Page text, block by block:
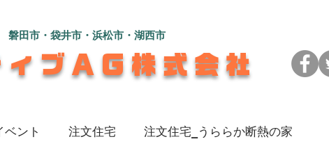
田市・袋井市・浜松市・湖西市
ィブAG株式会社
ベント 注文住宅 注文住宅_うららか断熱の家